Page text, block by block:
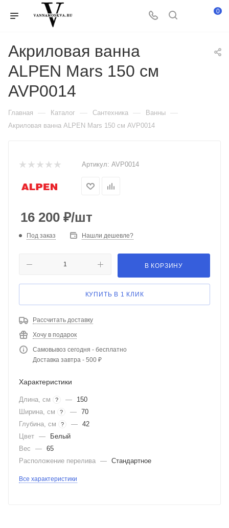
0
Акриловая ванна
ALPEN Mars 150 см
AVP0014
Главная — Каталог — Сантехника — Ванны —
Акриловая ванна ALPEN Mars 150 см AVP0014
Артикул: AVP0014
16 200 ₽/шт
Под заказ Нашли дешевле?
В КОРЗИНУ
КУПИТЬ В 1 КЛИК
Рассчитать доставку
Хочу в подарок
Самовывоз сегодня - бесплатно
Доставка завтра - 500 ₽
Характеристики
Длина, см ? —
150
Ширина, см
? — 70
Глубина, см
? — 42
Цвет —
Белый
Вес
— 65
Расположение перелива — Стандартное
Все характеристики